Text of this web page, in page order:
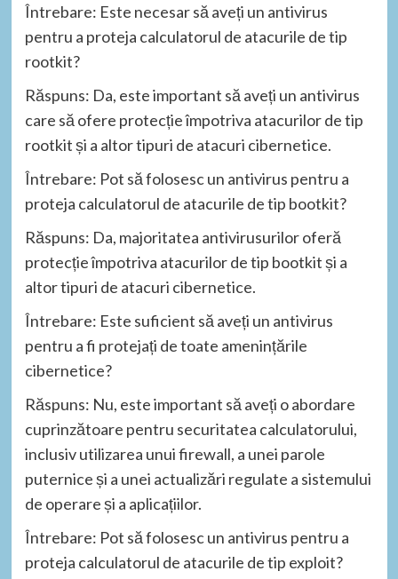
Întrebare: Este necesar să aveți un antivirus
pentru a proteja calculatorul de atacurile de tip
rootkit?
Răspuns: Da, este important să aveți un antivirus
care să ofere protecție împotriva atacurilor de tip
rootkit și a altor tipuri de atacuri cibernetice.
Întrebare: Pot să folosesc un antivirus pentru a
proteja calculatorul de atacurile de tip bootkit?
Răspuns: Da, majoritatea antivirusurilor oferă
protecție împotriva atacurilor de tip bootkit și a
altor tipuri de atacuri cibernetice.
Întrebare: Este suficient să aveți un antivirus
pentru a fi protejați de toate amenințările
cibernetice?
Răspuns: Nu, este important să aveți o abordare
cuprinzătoare pentru securitatea calculatorului,
inclusiv utilizarea unui firewall, a unei parole
puternice și a unei actualizări regulate a sistemului
de operare și a aplicațiilor.
Întrebare: Pot să folosesc un antivirus pentru a
proteja calculatorul de atacurile de tip exploit?